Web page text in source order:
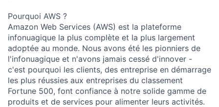
Pourquoi AWS ?
Amazon Web Services (AWS) est la plateforme
infonuagique la plus complète et la plus largement
adoptée au monde. Nous avons été les pionniers de
l'infonuagique et n'avons jamais cessé d'innover -
c'est pourquoi les clients, des entreprise en démarrage
les plus réussies aux entreprises du classement
Fortune 500, font confiance à notre solide gamme de
produits et de services pour alimenter leurs activités.